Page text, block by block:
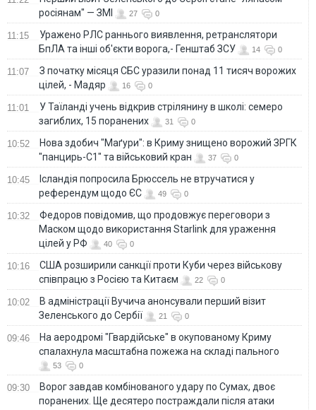
росіянам" — ЗМІ
27 0
11:15
Уражено РЛС раннього виявлення, ретранслятори
БпЛА та інші об'єкти ворога,- Генштаб ЗСУ
14 0
11:07
З початку місяця СБС уразили понад 11 тисяч ворожих
цілей, - Мадяр
16 0
11:01
У Таїланді учень відкрив стрілянину в школі: семеро
загиблих, 15 поранених
31 0
10:52
Нова здобич "Маґури": в Криму знищено ворожий ЗРГК
"панцирь-С1" та військовий кран
37 0
10:45
Ісландія попросила Брюссель не втручатися у
референдум щодо ЄС
49 0
10:32
Федоров повідомив, що продовжує переговори з
Маском щодо використання Starlink для ураження
цілей у РФ
40 0
10:16
США розширили санкції проти Куби через військову
співпрацю з Росією та Китаєм
22 0
10:02
В адміністрації Вучича анонсували перший візит
Зеленського до Сербії
21 0
09:46
На аеродромі "Гвардійське" в окупованому Криму
спалахнула масштабна пожежа на складі пального
53 0
09:30
Ворог завдав комбінованого удару по Сумах, двоє
поранених. Ще десятеро постраждали після атаки